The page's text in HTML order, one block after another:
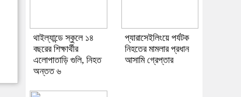
থাইল্যান্ডে স্কুলে ১৪
বছরের শিক্ষার্থীর
এলোপাতাড়ি গুলি, নিহত
অন্তত ৬
প্যারাসেইলিংয়ে পর্যটক
নিহতের মামলার প্রধান
আসামি গ্রেপ্তার